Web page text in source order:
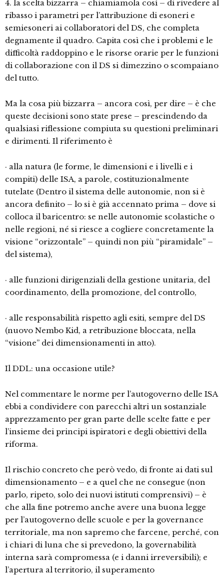
4. la scelta bizzarra – chiamiamola così – di rivedere al
ribasso i parametri per l’attribuzione di esoneri e
semiesoneri ai collaboratori del DS, che completa
degnamente il quadro. Capita così che i problemi e le
difficoltà raddoppino e le risorse orarie per le funzioni
di collaborazione con il DS si dimezzino o scompaiano
del tutto.
Ma la cosa più bizzarra – ancora così, per dire – è che
queste decisioni sono state prese – prescindendo da
qualsiasi riflessione compiuta su questioni preliminari
e dirimenti. Il riferimento è
· alla natura (le forme, le dimensioni e i livelli e i
compiti) delle ISA, a parole, costituzionalmente
tutelate (Dentro il sistema delle autonomie, non si è
ancora definito – lo si è già accennato prima – dove si
colloca il baricentro: se nelle autonomie scolastiche o
nelle regioni, né si riesce a cogliere concretamente la
visione “orizzontale” – quindi non più “piramidale” –
del sistema),
· alle funzioni dirigenziali della gestione unitaria, del
coordinamento, della promozione, del controllo,
· alle responsabilità rispetto agli esiti, sempre del DS
(nuovo Nembo Kid, a retribuzione bloccata, nella
“visione” dei dimensionamenti in atto).
Il DDL: una occasione utile?
Nel commentare le norme per l’autogoverno delle ISA
ebbi a condividere con parecchi altri un sostanziale
apprezzamento per gran parte delle scelte fatte e per
l’insieme dei principi ispiratori e degli obiettivi della
riforma.
Il rischio concreto che però vedo, di fronte ai dati sul
dimensionamento – e a quel che ne consegue (non
parlo, ripeto, solo dei nuovi istituti comprensivi) – è
che alla fine potremo anche avere una buona legge
per l’autogoverno delle scuole e per la governance
territoriale, ma non sapremo che farcene, perché, con
i chiari di luna che si prevedono, la governabilità
interna sarà compromessa (e i danni irreversibili); e
l’apertura al territorio, il superamento